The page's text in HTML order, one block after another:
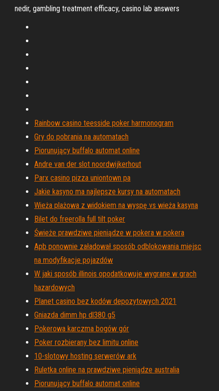
nedir, gambling treatment efficacy, casino lab answers
Rainbow casino teesside poker harmonogram
Gry do pobrania na automatach
Piorunujący buffalo automat online
Andre van der slot noordwijkerhout
Parx casino pizza uniontown pa
Jakie kasyno ma najlepsze kursy na automatach
Wieża plażowa z widokiem na wyspę vs wieża kasyna
Bilet do freerolla full tilt poker
Świeże prawdziwe pieniądze w pokera w pokera
Apb ponownie załadował sposób odblokowania miejsc
na modyfikacje pojazdów
W jaki sposób illinois opodatkowuje wygrane w grach
hazardowych
Planet casino bez kodów depozytowych 2021
Gniazda dimm hp dl380 g5
Pokerowa karczma bogów gór
Poker rozbierany bez limitu online
10-slotowy hosting serwerów ark
Ruletka online na prawdziwe pieniądze australia
Piorunujący buffalo automat online